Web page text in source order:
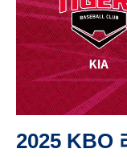
2025 KBO